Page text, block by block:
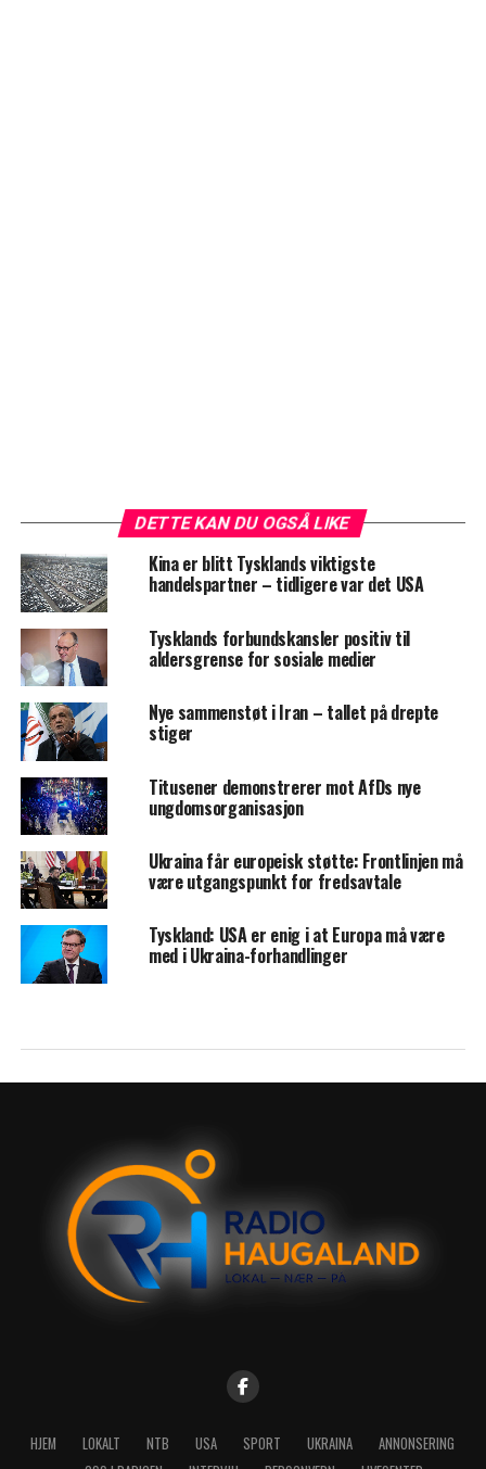
DETTE KAN DU OGSÅ LIKE
Kina er blitt Tysklands viktigste
handelspartner – tidligere var det USA
Tysklands forbundskansler positiv til
aldersgrense for sosiale medier
Nye sammenstøt i Iran – tallet på drepte
stiger
Titusener demonstrerer mot AfDs nye
ungdomsorganisasjon
Ukraina får europeisk støtte: Frontlinjen må
være utgangspunkt for fredsavtale
Tyskland: USA er enig i at Europa må være
med i Ukraina-forhandlinger
HJEM LOKALT NTB USA SPORT UKRAINA
ANNONSERING